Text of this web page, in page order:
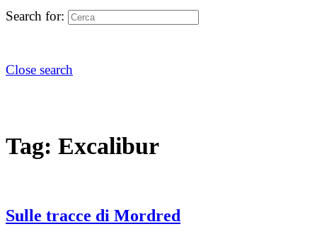
Search for:
Close search
Tag: Excalibur
Sulle tracce di Mordred